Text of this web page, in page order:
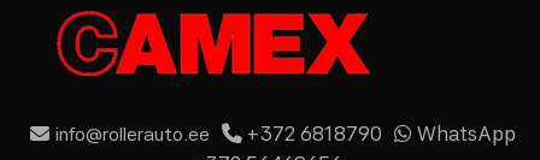
info@rollerauto.ee +372 6818790
WhatsApp